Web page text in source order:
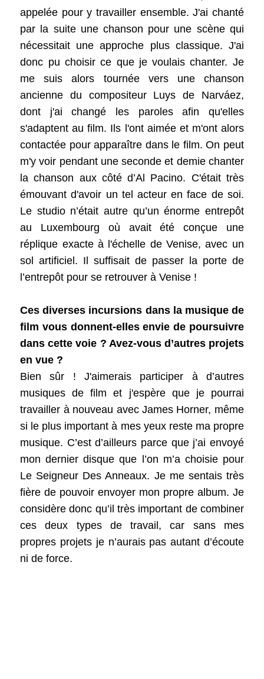
appelée pour y travailler ensemble. J'ai chanté
par la suite une chanson pour une scène qui
nécessitait une approche plus classique. J'ai
donc pu choisir ce que je voulais chanter. Je
me suis alors tournée vers une chanson
ancienne du compositeur Luys de Narváez,
dont j'ai changé les paroles afin qu'elles
s'adaptent au film. Ils l'ont aimée et m'ont alors
contactée pour apparaître dans le film. On peut
m'y voir pendant une seconde et demie chanter
la chanson aux côté d’Al Pacino. C'était très
émouvant d'avoir un tel acteur en face de soi.
Le studio n’était autre qu’un énorme entrepôt
au Luxembourg où avait été conçue une
réplique exacte à l'échelle de Venise, avec un
sol artificiel. Il suffisait de passer la porte de
l’entrepôt pour se retrouver à Venise !
Ces diverses incursions dans la musique de
film vous donnent-elles envie de poursuivre
dans cette voie ? Avez-vous d’autres projets
en vue ?
Bien sûr ! J'aimerais participer à d’autres
musiques de film et j'espère que je pourrai
travailler à nouveau avec James Horner, même
si le plus important à mes yeux reste ma propre
musique. C’est d’ailleurs parce que j’ai envoyé
mon dernier disque que l’on m’a choisie pour
Le Seigneur Des Anneaux. Je me sentais très
fière de pouvoir envoyer mon propre album. Je
considère donc qu’il très important de combiner
ces deux types de travail, car sans mes
propres projets je n’aurais pas autant d’écoute
ni de force.